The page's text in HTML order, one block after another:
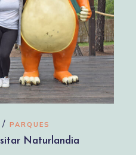
/ PARQUES
Naturlandia